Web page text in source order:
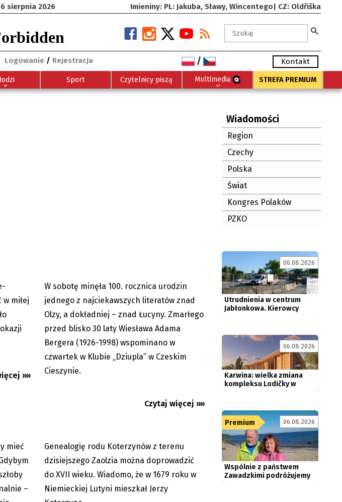
sierpnia 2026 Imieniny: PL: Jakuba, Sławy, Wincentego| CZ: Oldřiška
Logowanie / Rejestracja / Kontakt
Sport Czytelnicy piszą Multimedia STREFA PREMIUM
08.06.2026
miłej
»»
Premium 08.06.2026
W sobotę minęła 100. rocznica urodzin
jednego z najciekawszych literatów znad
Olzy, a dokładniej – znad Łucyny. Zmarłego
przed blisko 30 laty Wiesława Adama
Bergera (1926-1998) wspominano w
czwartek w Klubie „Dziupla” w Czeskim
Cieszynie.
Czytaj więcej »»
08.06.2026
mieć
–
Premium 08.06.2026
Genealogię rodu Koterzynów z terenu
dzisiejszego Zaolzia można doprowadzić
do XVII wieku. Wiadomo, że w 1679 roku w
Niemieckiej Lutyni mieszkał Jerzy
Wiadomości
Region
Czechy
Polska
Świat
Kongres Polaków
PZKO
06.08.2026
Utrudnienia w centrum
Jabłonkowa. Kierowcy
pojadą...
06.08.2026
Karwina: wielka zmiana
kompleksu Lodičky w
parku Boženy...
Premium 06.08.2026
Wspólnie z państwem
Zawadzkimi podróżujemy
rowerem...